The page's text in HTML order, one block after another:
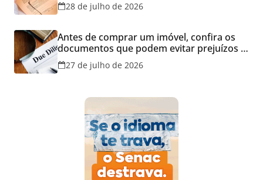
28 de julho de 2026
Antes de comprar um imóvel, confira os
documentos que podem evitar prejuízos e
disputas na justiça
27 de julho de 2026